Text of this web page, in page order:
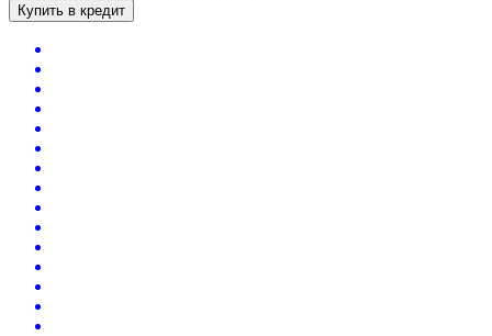
Купить в кредит